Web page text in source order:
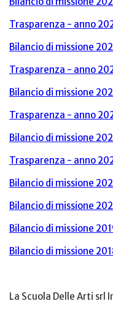
Trasparenza - anno
Bilancio di missione
Trasparenza - anno
Bilancio di missione
Trasparenza - anno
Bilancio di missione
Trasparenza - anno
Bilancio di missione
Bilancio di missione
Bilancio di missione
Bilancio di missione
La Scuola Delle Arti srl